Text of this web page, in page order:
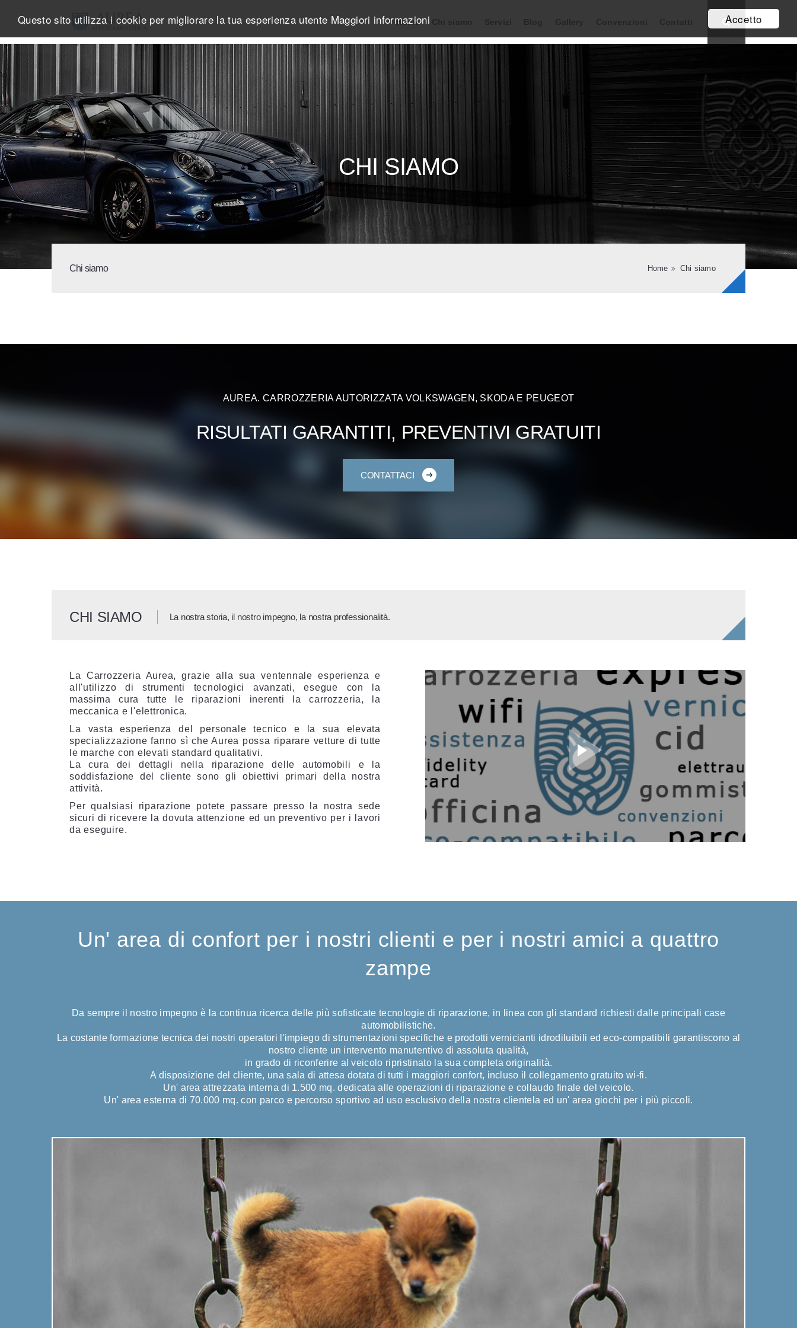
Accetto
Questo sito utilizza i cookie per migliorare la tua esperienza utente Maggiori informazioni
Home
CHI SIAMO
Chi siamo
Tu sei qui
Home Chi siamo
AUREA. CARROZZERIA AUTORIZZATA VOLKSWAGEN, SKODA E PEUGEOT
RISULTATI GARANTITI, PREVENTIVI GRATUITI
CONTATTACI
CHI SIAMO La nostra storia, il nostro impegno, la nostra professionalità.
La Carrozzeria Aurea, grazie alla sua ventennale esperienza e
all'utilizzo di strumenti tecnologici avanzati, esegue con la
massima cura tutte le riparazioni inerenti la carrozzeria, la
meccanica e l'elettronica.
La vasta esperienza del personale tecnico e la sua elevata
specializzazione fanno sì che Aurea possa riparare vetture di tutte
le marche con elevati standard qualitativi.
La cura dei dettagli nella riparazione delle automobili e la
soddisfazione del cliente sono gli obiettivi primari della nostra
attività.
Per qualsiasi riparazione potete passare presso la nostra sede
sicuri di ricevere la dovuta attenzione ed un preventivo per i lavori
da eseguire.
Un' area di confort per i nostri clienti e per i nostri amici a quattro
zampe
Da sempre il nostro impegno è la continua ricerca delle più sofisticate tecnologie di riparazione, in linea con gli standard richiesti dalle principali case
automobilistiche.
La costante formazione tecnica dei nostri operatori l'impiego di strumentazioni specifiche e prodotti vernicianti idrodiluibili ed eco-compatibili garantiscono al
nostro cliente un intervento manutentivo di assoluta qualità,
in grado di riconferire al veicolo ripristinato la sua completa originalità.
A disposizione del cliente, una sala di attesa dotata di tutti i maggiori confort, incluso il collegamento gratuito wi-fi.
Un' area attrezzata interna di 1.500 mq. dedicata alle operazioni di riparazione e collaudo finale del veicolo.
Un' area esterna di 70.000 mq. con parco e percorso sportivo ad uso esclusivo della nostra clientela ed un' area giochi per i più piccoli.